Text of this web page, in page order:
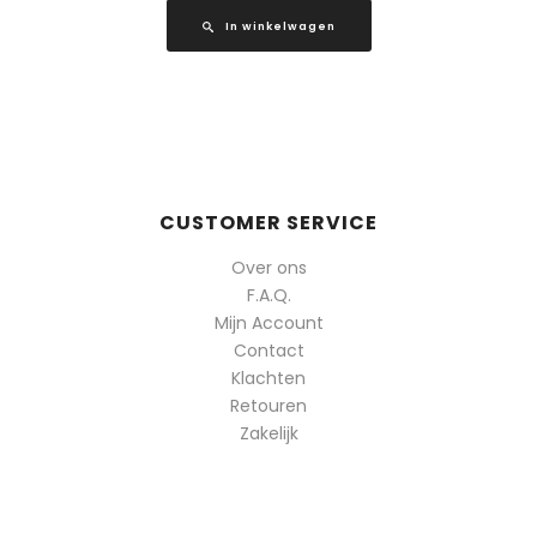
In winkelwagen
CUSTOMER SERVICE
Over ons
F.A.Q.
Mijn Account
Contact
Klachten
Retouren
Zakelijk